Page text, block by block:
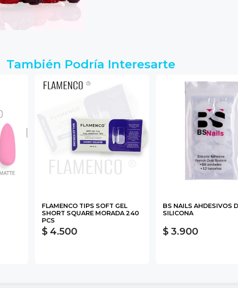
También Podría Interesarte
FLAMENCO TIPS SOFT GEL
SHORT SQUARE MORADA 240
PCS
$ 4.500
BS NAILS AHDESIVOS
SILICONA
$ 3.900